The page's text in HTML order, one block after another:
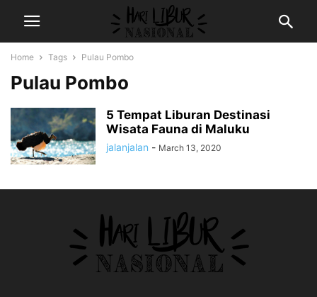
Home Tags Pulau Pombo
Pulau Pombo
5 Tempat Liburan Destinasi
Wisata Fauna di Maluku
jalanjalan - March 13, 2020